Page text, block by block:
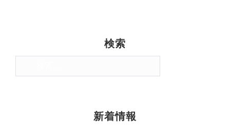
検索
索:
新着情報